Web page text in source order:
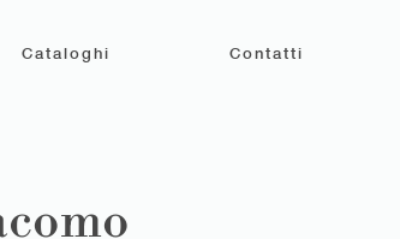
Cataloghi Contatti